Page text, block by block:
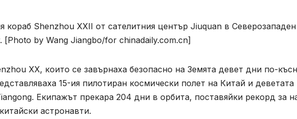
кораб Shenzhou XXII от сателитния център Jiuquan в Северозападен
[Photo by Wang Jiangbo/for chinadaily.com.cn]
XX, които се завърнаха безопасно на Земята девет дни по-
15-ия пилотиран космически полет на Китай и деветата
Екипажът прекара 204 дни в орбита, поставяйки рекорд за
астронавти.